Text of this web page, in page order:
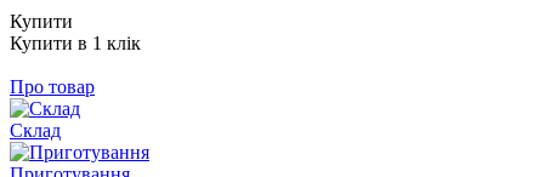
Купити
Купити в 1 клік
Про товар
Склад